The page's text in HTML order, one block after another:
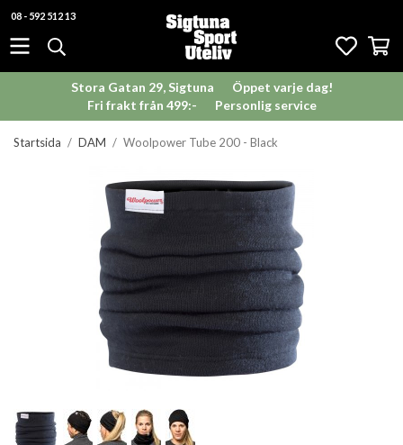
08 - 592 512 13
Stora Gatan 29, Sigtuna
Öppet varje dag!
Fri frakt från 499:-
Personlig service
Startsida / DAM / Woolpower Tube 200 - Black